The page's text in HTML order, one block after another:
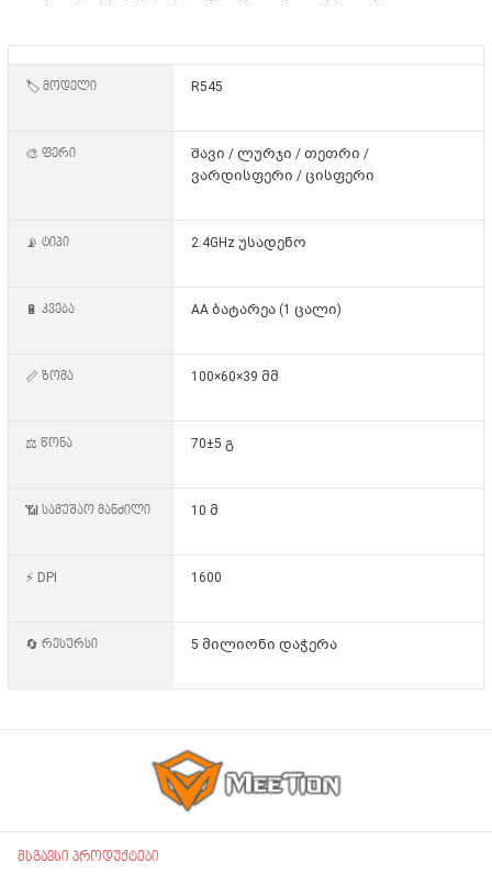
🏷️ მოდელი R545
🎨 ფერი
შავი / ლურჯი / თეთრი /
ვარდისფერი / ცისფერი
📡 ტიპი 2.4GHz უსადენო
🔋 კვება AA ბატარეა (1 ცალი)
📏 ზომა 100×60×39 მმ
⚖️ წონა 70±5 გ
📶 სამუშაო მანძილი 10 მ
⚡ DPI 1600
🔄 რესურსი 5 მილიონი დაჭერა
მსგავსი პროდუქტები